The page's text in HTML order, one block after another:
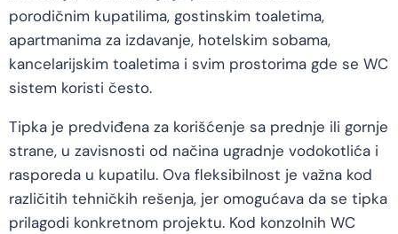
porodičnim kupatilima, gostinskim toaletima,
apartmanima za izdavanje, hotelskim sobama,
kancelarijskim toaletima i svim prostorima gde se WC
sistem koristi često.
Tipka je predviđena za korišćenje sa prednje ili gornje
strane, u zavisnosti od načina ugradnje vodokotlića i
rasporeda u kupatilu. Ova fleksibilnost je važna kod
različitih tehničkih rešenja, jer omogućava da se tipka
prilagodi konkretnom projektu. Kod konzolnih WC